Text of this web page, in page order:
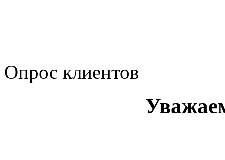
Опрос клиентов